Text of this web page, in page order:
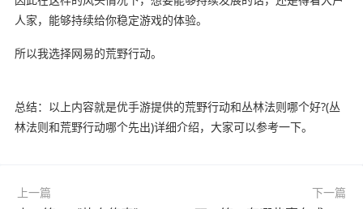
人家，能够持续给你稳定游戏的体验。
所以我选择网易的荒野行动。
总结：以上内容就是优手游提供的荒野行动和丛林法则哪个好?(丛
林法则和荒野行动哪个先出)详细介绍，大家可以参考一下。
上一篇 下一篇